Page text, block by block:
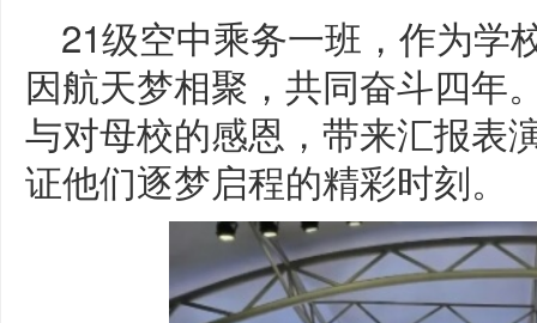
21级空中乘务一班，作为学
因航天梦相聚，共同奋斗四年
与对母校的感恩，带来汇报表
证他们逐梦启程的精彩时刻。